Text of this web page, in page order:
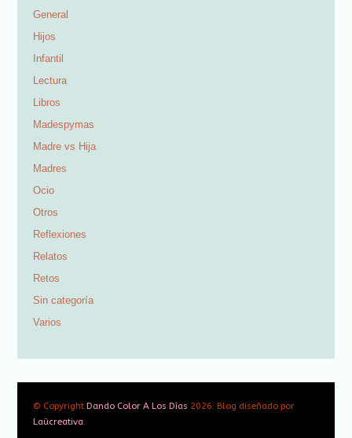
General
Hijos
Infantil
Lectura
Libros
Madespymas
Madre vs Hija
Madres
Ocio
Otros
Reflexiones
Relatos
Retos
Sin categoría
Varios
© CopyrightDando Color A Los Días 2026. Blog diseñado por
Laücreativa.